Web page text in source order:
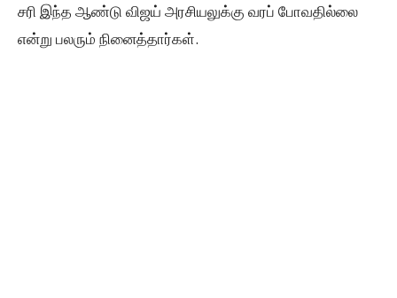
சரி இந்த ஆண்டு விஜய் அரசியலுக்கு வரப் போவதில்லை
என்று பலரும் நினைத்தார்கள்.